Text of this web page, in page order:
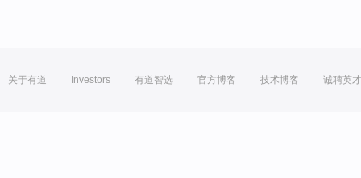
关于有道 Investors 有道智选 官方博客 技术博客 诚聘英才